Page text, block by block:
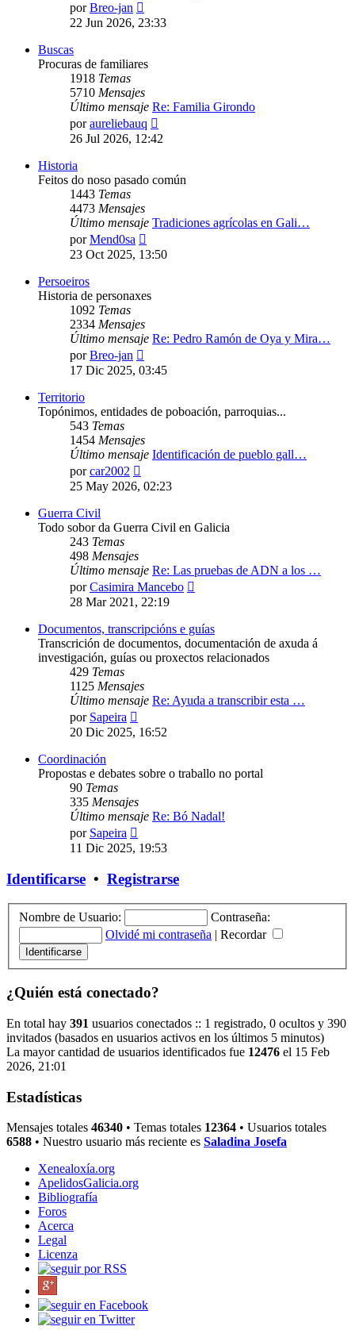
porBreo-jan
último
22 Jun 2026, 23:33
Buscas
Procuras de familiares
1918 Temas
5710 Mensajes
Último mensaje Re: Familia Girondo
poraureliebauq
último
26 Jul 2026, 12:42
Historia
Feitos do noso pasado común
1443 Temas
4473 Mensajes
Último mensaje Tradiciones agrícolas en Gali…
porMend0sa
último
23 Oct 2025, 13:50
Persoeiros
Historia de personaxes
1092 Temas
2334 Mensajes
Último mensaje Re: Pedro Ramón de Oya y Mira…
porBreo-jan
último
17 Dic 2025, 03:45
Territorio
Topónimos, entidades de poboación, parroquias...
543 Temas
1454 Mensajes
Último mensaje Identificación de pueblo gall…
porcar2002
último
25 May 2026, 02:23
Guerra Civil
Todo sobor da Guerra Civil en Galicia
243 Temas
498 Mensajes
Último mensaje Re: Las pruebas de ADN a los …
porCasimira Mancebo
28 Mar 2021, 22:19
Documentos, transcripcións e guías
Transcrición de documentos, documentación de axuda á
investigación, guías ou proxectos relacionados
429 Temas
1125 Mensajes
Último mensaje Re: Ayuda a transcribir esta …
por Sapeira
último
20 Dic 2025, 16:52
Coordinación
Propostas e debates sobre o traballo no portal
90 Temas
335 Mensajes
Último mensaje Re: Bó Nadal!
por Sapeira
último
11 Dic 2025, 19:53
Identificarse • Registrarse
Nombre de Usuario:
Contraseña:
Olvidé mi contraseña | Recordar
¿Quién está conectado?
En total hay 391 usuarios conectados :: 1 registrado, 0 ocultos y 390
invitados (basados en usuarios activos en los últimos 5 minutos)
La mayor cantidad de usuarios identificados fue 12476 el 15 Feb
2026, 21:01
Estadísticas
Mensajes totales 46340 • Temas totales 12364 • Usuarios totales
6588 • Nuestro usuario más reciente es Saladina Josefa
Xenealoxía.org
ApelidosGalicia.org
Bibliografía
Foros
Acerca
Legal
Licenza